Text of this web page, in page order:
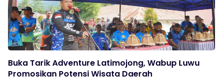
Buka Tarik Adventure Latimojong, Wabup Luwu
Promosikan Potensi Wisata Daerah